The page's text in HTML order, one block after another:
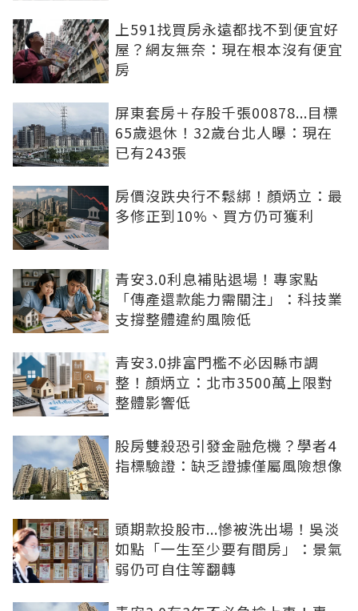
上591找買房永遠都找不到便宜好
屋？網友無奈：現在根本沒有便宜
房
屏東套房＋存股千張00878...目標
65歲退休！32歲台北人曝：現在
已有243張
房價沒跌央行不鬆綁！顏炳立：最
多修正到10%、買方仍可獲利
青安3.0利息補貼退場！專家點
「傳產還款能力需關注」：科技業
支撐整體違約風險低
青安3.0排富門檻不必因縣市調
整！顏炳立：北市3500萬上限對
整體影響低
股房雙殺恐引發金融危機？學者4
指標驗證：缺乏證據僅屬風險想像
頭期款投股市...慘被洗出場！吳淡
如點「一生至少要有間房」：景氣
弱仍可自住等翻轉